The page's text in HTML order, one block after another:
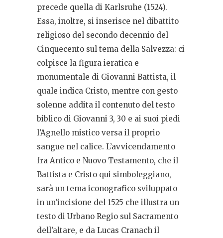
precede quella di Karlsruhe (1524).
Essa, inoltre, si inserisce nel dibattito
religioso del secondo decennio del
Cinquecento sul tema della Salvezza: ci
colpisce la figura ieratica e
monumentale di Giovanni Battista, il
quale indica Cristo, mentre con gesto
solenne addita il contenuto del testo
biblico di Giovanni 3, 30 e ai suoi piedi
l’Agnello mistico versa il proprio
sangue nel calice. L’avvicendamento
fra Antico e Nuovo Testamento, che il
Battista e Cristo qui simboleggiano,
sarà un tema iconografico sviluppato
in un’incisione del 1525 che illustra un
testo di Urbano Regio sul Sacramento
dell’altare, e da Lucas Cranach il